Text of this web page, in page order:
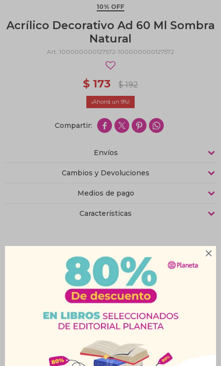

10% OFF
Acrílico Decorativo Ad 60 Ml Sombra
Natural
100000000127572-100000000127572
$ 173 $ 192
9
   
Envíos
Cambios y Devoluciones
Medios de pago
Características
Productos que te pueden interesar